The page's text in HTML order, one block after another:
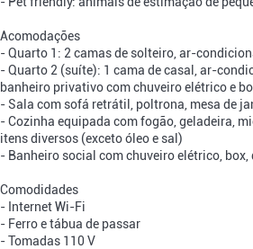
Acomodações
- Quarto 1: 2 camas de solteiro, ar-
- Quarto 2 (suíte): 1 cama de casal, ar-
banheiro privativo com chuveiro elétrico e
- Sala com sofá retrátil, poltrona, mesa de
- Cozinha equipada com fogão, geladeira,
itens diversos (exceto óleo e sal)
- Banheiro social com chuveiro elétrico,
Comodidades
- Internet Wi-Fi
- Ferro e tábua de passar
- Tomadas 110 V